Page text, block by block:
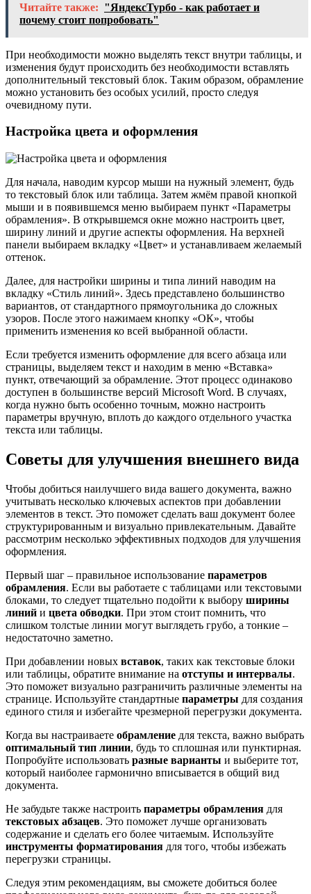
Читайте также: "ЯндексТурбо - как работает и
почему стоит попробовать"
При необходимости можно выделять текст внутри таблицы, и
изменения будут происходить без необходимости вставлять
дополнительный текстовый блок. Таким образом, обрамление
можно установить без особых усилий, просто следуя
очевидному пути.
Настройка цвета и оформления
Для начала, наводим курсор мыши на нужный элемент, будь
то текстовый блок или таблица. Затем жмём правой кнопкой
мыши и в появившемся меню выбираем пункт «Параметры
обрамления». В открывшемся окне можно настроить цвет,
ширину линий и другие аспекты оформления. На верхней
панели выбираем вкладку «Цвет» и устанавливаем желаемый
оттенок.
Далее, для настройки ширины и типа линий наводим на
вкладку «Стиль линий». Здесь представлено большинство
вариантов, от стандартного прямоугольника до сложных
узоров. После этого нажимаем кнопку «ОК», чтобы
применить изменения ко всей выбранной области.
Если требуется изменить оформление для всего абзаца или
страницы, выделяем текст и находим в меню «Вставка»
пункт, отвечающий за обрамление. Этот процесс одинаково
доступен в большинстве версий Microsoft Word. В случаях,
когда нужно быть особенно точным, можно настроить
параметры вручную, вплоть до каждого отдельного участка
текста или таблицы.
Советы для улучшения внешнего вида
Чтобы добиться наилучшего вида вашего документа, важно
учитывать несколько ключевых аспектов при добавлении
элементов в текст. Это поможет сделать ваш документ более
структурированным и визуально привлекательным. Давайте
рассмотрим несколько эффективных подходов для улучшения
оформления.
Первый шаг – правильное использование параметров
обрамления. Если вы работаете с таблицами или текстовыми
блоками, то следует тщательно подойти к выбору ширины
линий и цвета обводки. При этом стоит помнить, что
слишком толстые линии могут выглядеть грубо, а тонкие –
недостаточно заметно.
При добавлении новых вставок, таких как текстовые блоки
или таблицы, обратите внимание на отступы и интервалы.
Это поможет визуально разграничить различные элементы на
странице. Используйте стандартные параметры для создания
единого стиля и избегайте чрезмерной перегрузки документа.
Когда вы настраиваете обрамление для текста, важно выбрать
оптимальный тип линии, будь то сплошная или пунктирная.
Попробуйте использовать разные варианты и выберите тот,
который наиболее гармонично вписывается в общий вид
документа.
Не забудьте также настроить параметры обрамления для
текстовых абзацев. Это поможет лучше организовать
содержание и сделать его более читаемым. Используйте
инструменты форматирования для того, чтобы избежать
перегрузки страницы.
Следуя этим рекомендациям, вы сможете добиться более